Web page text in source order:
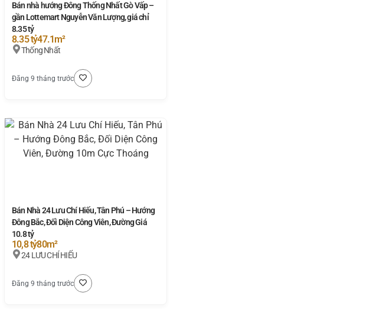
Bán nhà hướng Đông Thống Nhất Gò Vấp –
gần Lottemart Nguyễn Văn Lượng, giá chỉ
8.35 tỷ
8.35 tỷ47.1m²
Thống Nhất
Đăng 9 tháng trước
Bán Nhà 24 Lưu Chí Hiếu, Tân Phú – Hướng
Đông Bắc, Đối Diện Công Viên, Đường Giá
10.8 tỷ
10,8 tỷ80m²
24 LƯU CHÍ HIẾU
Đăng 9 tháng trước